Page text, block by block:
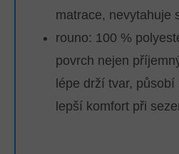
matrace, nevytahuje
rouno: 100 %
povrch nejen
lépe drží tvar,
lepší komfort při